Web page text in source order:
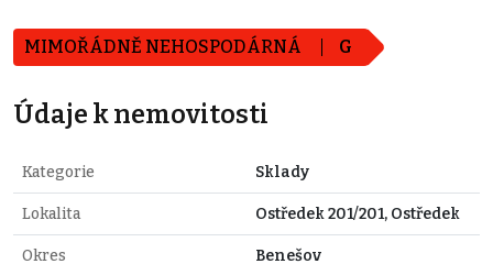
MIMOŘÁDNĚ NEHOSPODÁRNÁ G
Údaje k nemovitosti
Kategorie Sklady
Lokalita Ostředek 201/201, Ostředek
Okres Benešov